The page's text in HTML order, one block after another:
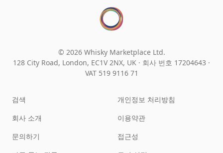
© 2026 Whisky Marketplace Ltd.
128 City Road, London, EC1V 2NX, UK · 회사 번호 17204643 ·
VAT 519 9116 71
검색
회사 소개
문의하기
개인정보 처리방침
이용약관
접근성